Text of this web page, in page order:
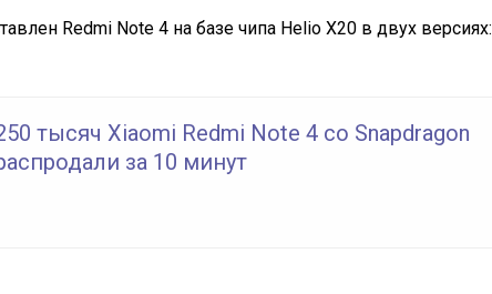
Redmi Note 4 на базе чипа Helio X20 в двух версиях:
тысяч Xiaomi Redmi Note 4 со Snapdragon
за 10 минут